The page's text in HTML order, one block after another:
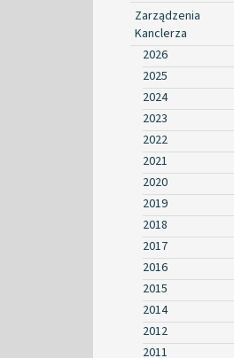
Zarządzenia
Kanclerza
2026
2025
2024
2023
2022
2021
2020
2019
2018
2017
2016
2015
2014
2012
2011